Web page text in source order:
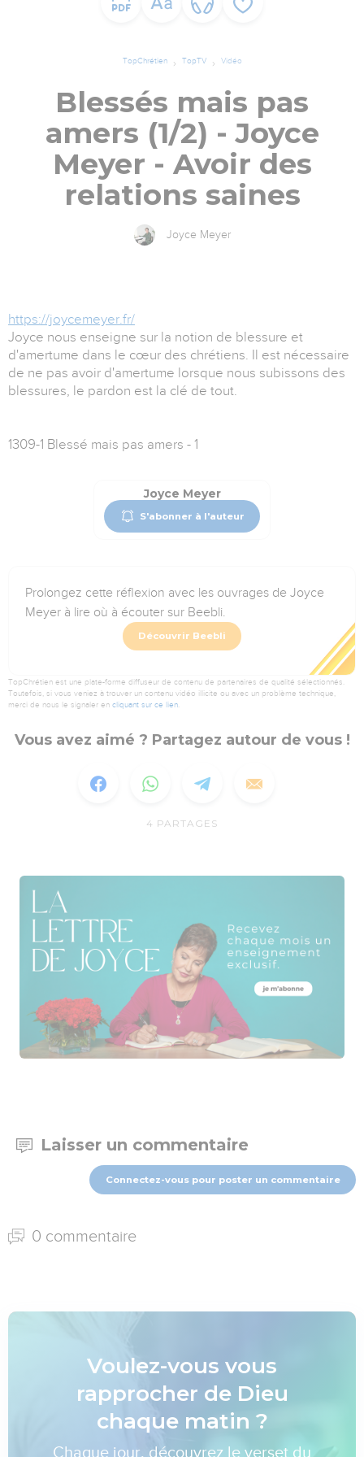
TopChrétien TopTV Vidéo
Blessés mais pas
amers (1/2) - Joyce
Meyer - Avoir des
relations saines
Joyce Meyer
https://joycemeyer.fr/
Joyce nous enseigne sur la notion de blessure et
d'amertume dans le cœur des chrétiens. Il est nécessaire
de ne pas avoir d'amertume lorsque nous subissons des
blessures, le pardon est la clé de tout.
1309-1 Blessé mais pas amers - 1
Joyce Meyer
S'abonner à l'auteur
Prolongez cette réflexion avec les ouvrages de Joyce
Meyer à lire où à écouter sur Beebli.
Découvrir Beebli
TopChrétien est une plate-forme diffuseur de contenu de partenaires de qualité sélectionnés.
Toutefois, si vous veniez à trouver un contenu vidéo illicite ou avec un problème technique,
merci de nous le signaler en cliquant sur ce lien.
Vous avez aimé ? Partagez autour de vous !
4 PARTAGES
Laisser un commentaire
Connectez-vous pour poster un commentaire
0 commentaire
Voulez-vous vous
rapprocher de Dieu
chaque matin ?
Chaque jour, découvrez le verset du